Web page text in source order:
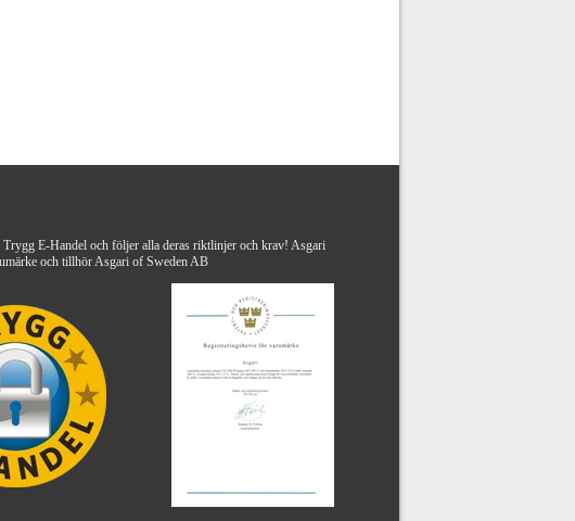
Trygg E-Handel och följer alla deras riktlinjer och krav! Asgari
och tillhör Asgari of Sweden AB